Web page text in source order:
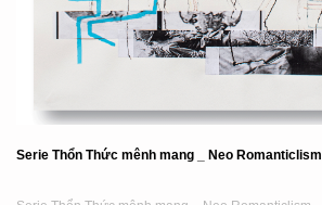
Serie Thổn Thức mênh mang _ Neo Romanticlism